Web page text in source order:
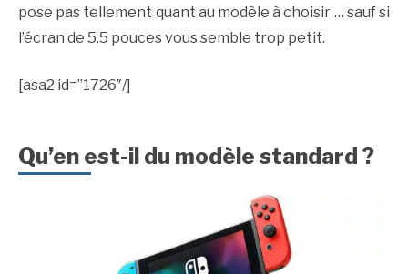
pose pas tellement quant au modèle à choisir … sauf si
l’écran de 5.5 pouces vous semble trop petit.
[asa2 id=”1726″/]
Qu’en est-il du modèle standard ?